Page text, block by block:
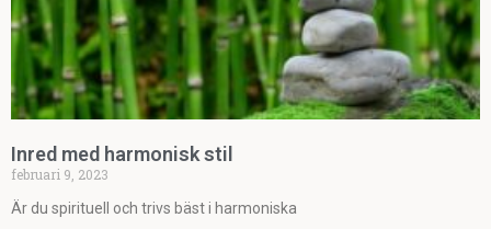
Inred med harmonisk stil
februari 9, 2023
Är du spirituell och trivs bäst i harmoniska